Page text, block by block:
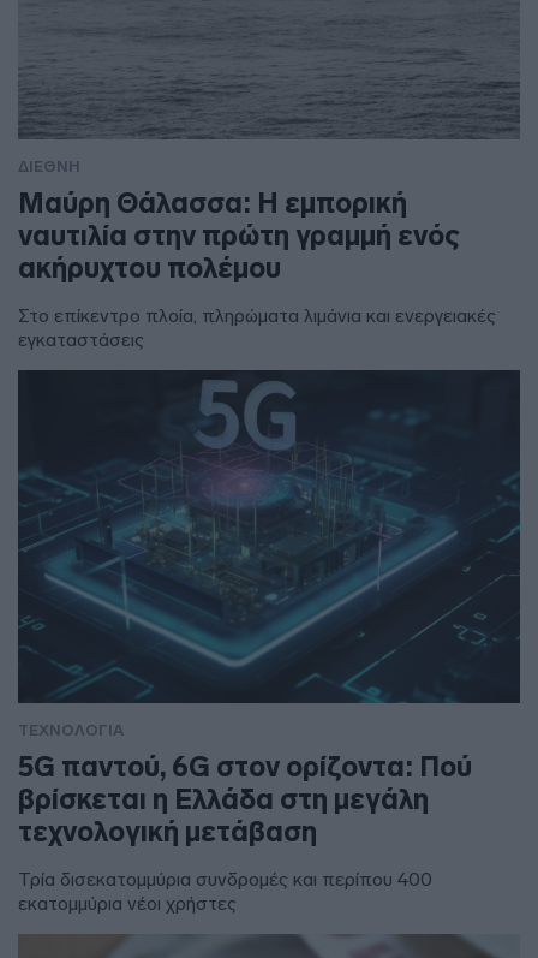
ΔΙΕΘΝΗ
Μαύρη Θάλασσα: Η εμπορική
ναυτιλία στην πρώτη γραμμή ενός
ακήρυχτου πολέμου
Στο επίκεντρο πλοία, πληρώματα λιμάνια και ενεργειακές
εγκαταστάσεις
ΤΕΧΝΟΛΟΓΙΑ
5G παντού, 6G στον ορίζοντα: Πού
βρίσκεται η Ελλάδα στη μεγάλη
τεχνολογική μετάβαση
Τρία δισεκατομμύρια συνδρομές και περίπου 400
εκατομμύρια νέοι χρήστες